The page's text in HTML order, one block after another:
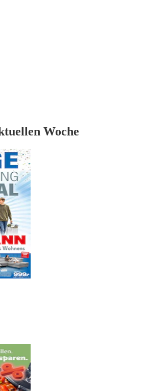
Woche